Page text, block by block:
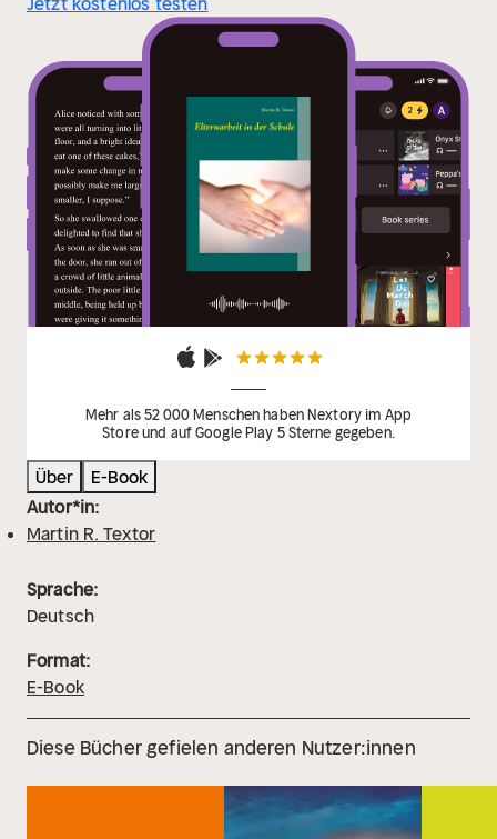
Mehr als 52 000 Menschen haben Nextory im App
Store und auf Google Play 5 Sterne gegeben.
Über
E-Book
Autor*in:
Martin R. Textor
Sprache:
Deutsch
Format:
E-Book
Diese Bücher gefielen anderen Nutzer:innen